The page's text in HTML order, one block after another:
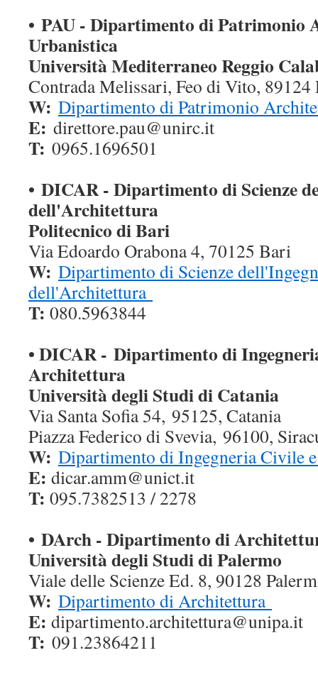
• PAU - Dipartimento di Patrimonio
Urbanistica
Università Mediterraneo Reggio
Contrada Melissari, Feo di Vito, 89124
W: Dipartimento di Patrimonio
E: direttore.pau@unirc.it
T: 0965.1696501
• DICAR - Dipartimento di Scienze
dell'Architettura
Politecnico di Bari
Via Edoardo Orabona 4, 70125 Bari
W: Dipartimento di Scienze
dell'Architettura
T: 080.5963844
• DICAR - Dipartimento di
Architettura
Università degli Studi di Catania
Via Santa Sofia 54, 95125, Catania
Piazza Federico di Svevia, 96100,
W: Dipartimento di Ingegneria Civile
E: dicar.amm@unict.it
T: 095.7382513 / 2278
• DArch - Dipartimento di
Università degli Studi di Palermo
Viale delle Scienze Ed. 8, 90128
W: Dipartimento di Architettura
E: dipartimento.architettura@unipa.it
T: 091.23864211